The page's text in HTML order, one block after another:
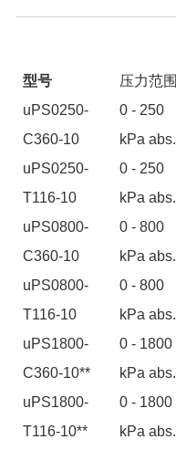
型号 压力范围
uPS0250-
C360-10
0 - 250
kPa abs.
uPS0250-
T116-10
0 - 250
kPa abs.
uPS0800-
C360-10
0 - 800
kPa abs.
uPS0800-
T116-10
0 - 800
kPa abs.
uPS1800-
C360-10**
0 - 1800
kPa abs.
uPS1800-
T116-10**
0 - 1800
kPa abs.